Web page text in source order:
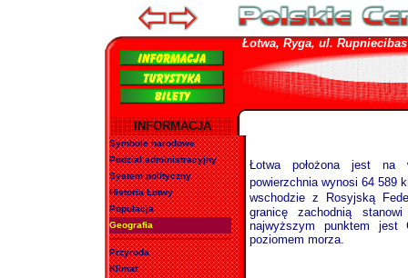
Łotwa, Ryga, ul. Rupniecibas
INFORMACJA
Symbole narodowe
Podział administracyjny
System polityczny
Historia Łotwy
Populacja
Geografia
Przyroda
Klimat
Łotwa położona jest na
powierzchnia wynosi 64 589
wschodzie z Rosyjską
granicę
zachodnią
najwyższym punktem
poziomem morza.